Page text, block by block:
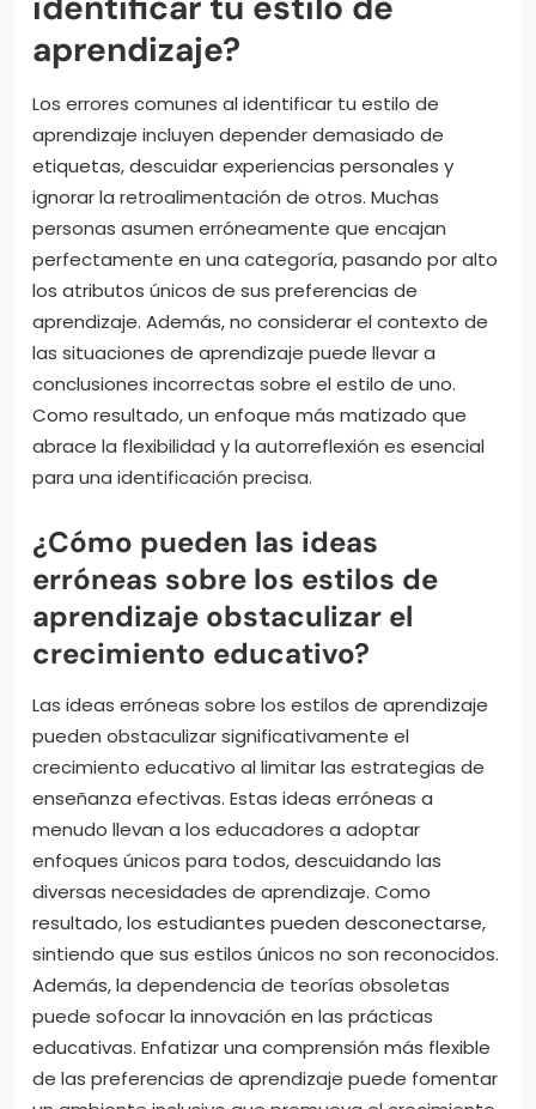
aprendizaje?
Los errores comunes al identificar tu estilo de
aprendizaje incluyen depender demasiado de
etiquetas, descuidar experiencias personales y
ignorar la retroalimentación de otros. Muchas
personas asumen erróneamente que encajan
perfectamente en una categoría, pasando por alto
los atributos únicos de sus preferencias de
aprendizaje. Además, no considerar el contexto de
las situaciones de aprendizaje puede llevar a
conclusiones incorrectas sobre el estilo de uno.
Como resultado, un enfoque más matizado que
abrace la flexibilidad y la autorreflexión es esencial
para una identificación precisa.
¿Cómo pueden las ideas
erróneas sobre los estilos de
aprendizaje obstaculizar el
crecimiento educativo?
Las ideas erróneas sobre los estilos de aprendizaje
pueden obstaculizar significativamente el
crecimiento educativo al limitar las estrategias de
enseñanza efectivas. Estas ideas erróneas a
menudo llevan a los educadores a adoptar
enfoques únicos para todos, descuidando las
diversas necesidades de aprendizaje. Como
resultado, los estudiantes pueden desconectarse,
sintiendo que sus estilos únicos no son reconocidos.
Además, la dependencia de teorías obsoletas
puede sofocar la innovación en las prácticas
educativas. Enfatizar una comprensión más flexible
de las preferencias de aprendizaje puede fomentar